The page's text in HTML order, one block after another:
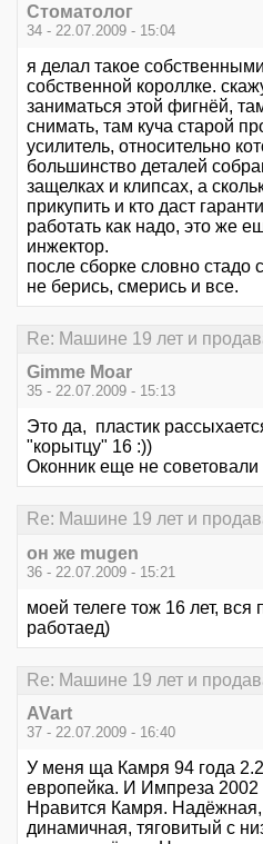
Стоматолог
34 - 22.07.2009 - 15:04
я делал такое
собственной короллке.
заниматься этой фигнёй,
снимать, там куча старой
усилитель, относительно
большинство деталей
защелках и клипсах, а
прикупить и кто даст
работать как надо, это же
инжектор.
после сборке словно стадо
не берись, смерись и все.
Re: Машине 19 лет и
Gimme Moar
35 - 22.07.2009 - 15:13
Это да, пластик
"корытцу" 16 :))
Оконник еще не советовали
Re: Машине 19 лет и
он же mugen
36 - 22.07.2009 - 15:21
моей телеге тож 16 лет, вся
работаед)
Re: Машине 19 лет и
AVart
37 - 22.07.2009 - 16:40
У меня ща Камря 94 года
европейка. И Импреза
Нравится Камря. Надёжная,
динамичная, тяговитый с